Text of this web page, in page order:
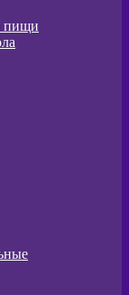
пищи